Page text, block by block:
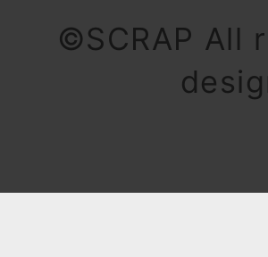
©SCRAP